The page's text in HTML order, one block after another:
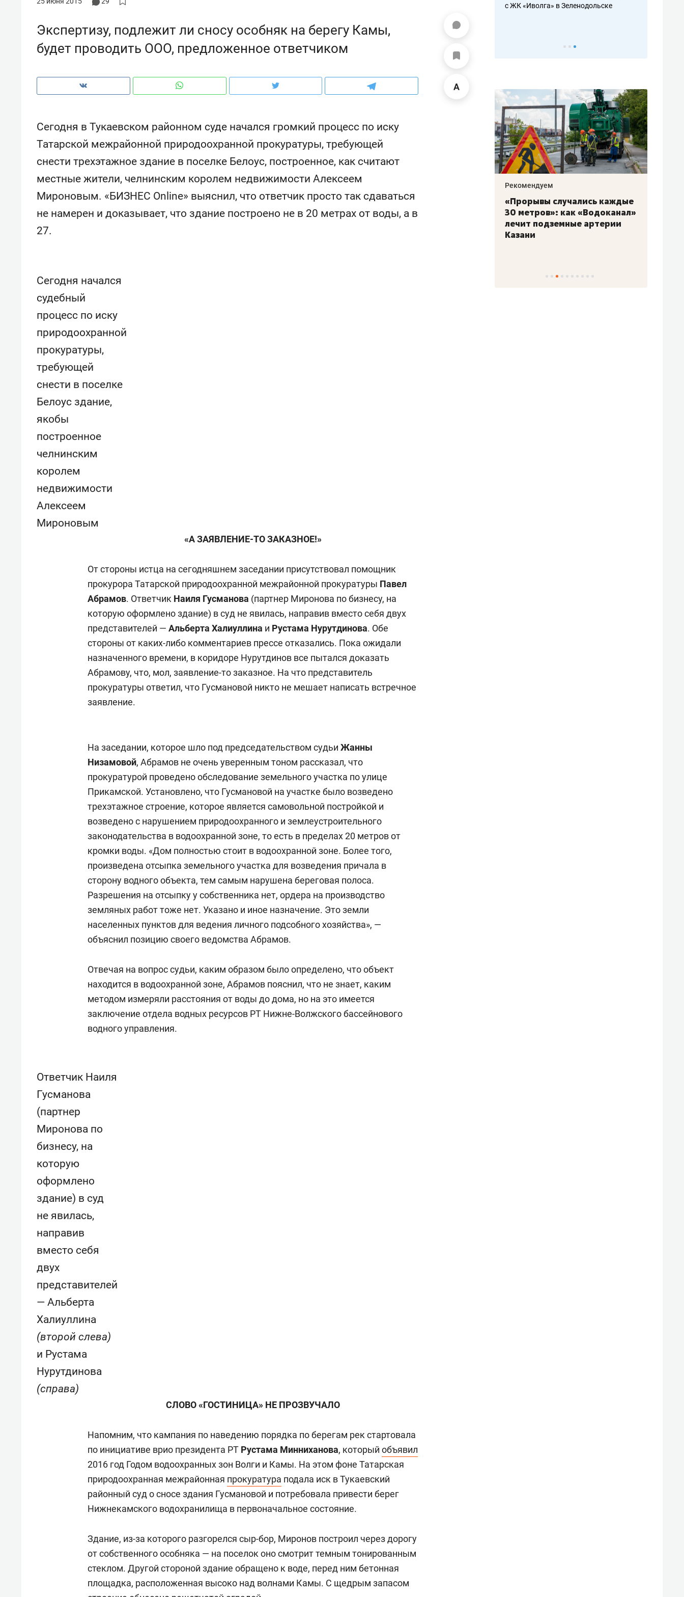
Экспертизу, подлежит ли сносу особняк на берегу Камы,
будет проводить ООО, предложенное ответчиком
Сегодня в Тукаевском районном суде начался громкий процесс по иску
Татарской межрайонной природоохранной прокуратуры, требующей
снести трехэтажное здание в поселке Белоус, построенное, как считают
местные жители, челнинским королем недвижимости Алексеем
Мироновым. «БИЗНЕС Online» выяснил, что ответчик просто так сдаваться
не намерен и доказывает, что здание построено не в 20 метрах от воды, а в
27.
Сегодня начался
судебный
процесс по иску
природоохранной
прокуратуры,
требующей
снести в поселке
Белоус здание,
якобы
построенное
челнинским
королем
недвижимости
Алексеем
Мироновым
«А ЗАЯВЛЕНИЕ-ТО ЗАКАЗНОЕ!»
От стороны истца на сегодняшнем заседании присутствовал помощник
прокурора Татарской природоохранной межрайонной прокуратуры Павел
Абрамов. Ответчик Наиля Гусманова (партнер Миронова по бизнесу, на
которую оформлено здание) в суд не явилась, направив вместо себя двух
представителей — Альберта Халиуллина и Рустама Нурутдинова. Обе
стороны от каких-либо комментариев прессе отказались. Пока ожидали
назначенного времени, в коридоре Нурутдинов все пытался доказать
Абрамову, что, мол, заявление-то заказное. На что представитель
прокуратуры ответил, что Гусмановой никто не мешает написать встречное
заявление.
На заседании, которое шло под председательством судьи Жанны
Низамовой, Абрамов не очень уверенным тоном рассказал, что
прокуратурой проведено обследование земельного участка по улице
Прикамской. Установлено, что Гусмановой на участке было возведено
трехэтажное строение, которое является самовольной постройкой и
возведено с нарушением природоохранного и землеустроительного
законодательства в водоохранной зоне, то есть в пределах 20 метров от
кромки воды. «Дом полностью стоит в водоохранной зоне. Более того,
произведена отсыпка земельного участка для возведения причала в
сторону водного объекта, тем самым нарушена береговая полоса.
Разрешения на отсыпку у собственника нет, ордера на производство
земляных работ тоже нет. Указано и иное назначение. Это земли
населенных пунктов для ведения личного подсобного хозяйства», —
объяснил позицию своего ведомства Абрамов.
Отвечая на вопрос судьи, каким образом было определено, что объект
находится в водоохранной зоне, Абрамов пояснил, что не знает, каким
методом измеряли расстояния от воды до дома, но на это имеется
заключение отдела водных ресурсов РТ Нижне-Волжского бассейнового
водного управления.
Ответчик Наиля
Гусманова
(партнер
Миронова по
бизнесу, на
которую
оформлено
здание) в суд
не явилась,
направив
вместо себя
двух
представителей
— Альберта
Халиуллина
(второй слева)
и Рустама
Нурутдинова
(справа)
СЛОВО «ГОСТИНИЦА» НЕ ПРОЗВУЧАЛО
Напомним, что кампания по наведению порядка по берегам рек стартовала
по инициативе врио президента РТ Рустама Минниханова, который объявил
2016 год Годом водоохранных зон Волги и Камы. На этом фоне Татарская
природоохранная межрайонная прокуратура подала иск в Тукаевский
районный суд о сносе здания Гусмановой и потребовала привести берег
Нижнекамского водохранилища в первоначальное состояние.
Здание, из-за которого разгорелся сыр-бор, Миронов построил через дорогу
от собственного особняка — на поселок оно смотрит темным тонированным
стеклом. Другой стороной здание обращено к воде, перед ним бетонная
площадка, расположенная высоко над волнами Камы. С щедрым запасом
с ЖК «Иволга» в Зеленодольске
с ЖК «Иволга» в Зеленодольске
«В банкротствах сегодня
ищут не активы, а людей,
отвечают личным
Рекомендуем
Опыт выживания в дикой
природе, работа
Мексика, рок-концерт
и вагон с чак-чаком: как
Рекомендуем
«Прорывы случались каждые
30 метров»: как «Водоканал»
лечит подземные артерии
Казани